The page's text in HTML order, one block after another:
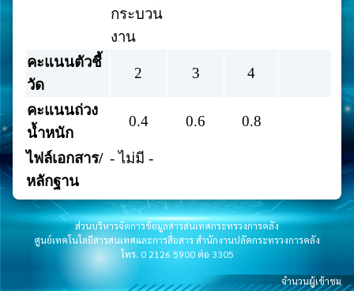
กระบวน
งาน
คะแนนตัวชี้
วัด
2 3 4
คะแนนถ่วง
น้ำหนัก
0.4 0.6 0.8
ไฟล์เอกสาร/
หลักฐาน
- ไม่มี -
ส่วนบริหารจัดการข้อมูลสารสนเทศกระทรวงการคลัง
ศูนย์เทคโนโลยีสารสนเทศและการสื่อสาร สำนักงานปลัดกระทรวงการคลัง
โทร. 0 2126 5900 ต่อ 3305
จำนวนผู้เข้าชม